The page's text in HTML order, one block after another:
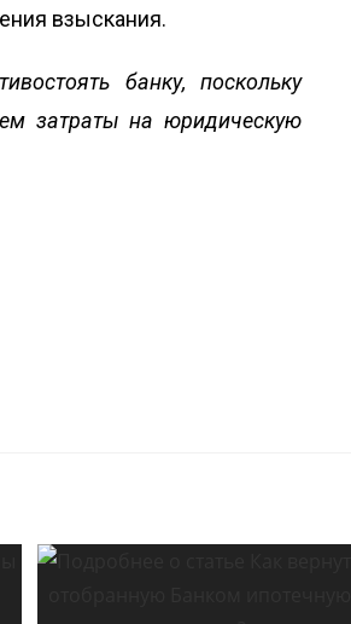
взыскания.
банку, поскольку
затраты на юридическую